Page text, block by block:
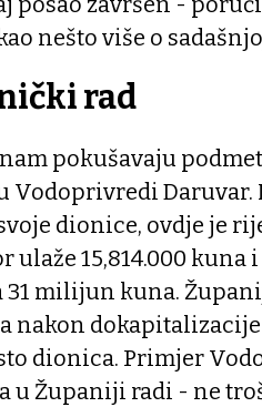
nešto više o
rad
pokušavaju
Vodoprivredi Daruvar.
dionice, ovdje je
ulaže 15,814.000
31 milijun kuna.
nakon
dionica. Primjer
u Županiji radi - ne